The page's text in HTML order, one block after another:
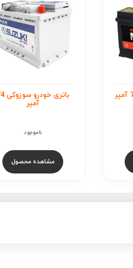
باتری خودرو سوزوکی 74 باتری خودرو اوربیتال-
74 آمپر
ناموجود
مشاهده محصول